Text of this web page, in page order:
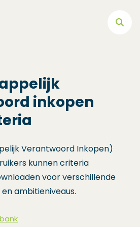
inkopen
Verantwoord Inkopen)
kunnen criteria
voor verschillende
ambitieniveaus.